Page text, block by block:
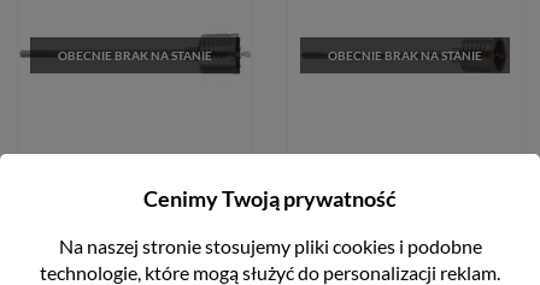
OBECNIE BRAK NA STANIE
Koronka rdzeniowa SDS-Max
TCTC 68x550 Milwaukee
1 329,00 zł
OBECNIE BRAK NA STANIE
Koronka rdzeniowa SDS-Max
TCTC 80x550 Milwaukee
1 499,00 zł
Cenimy Twoją prywatność
Na naszej stronie stosujemy pliki cookies i podobne
technologie, które mogą służyć do personalizacji reklam.